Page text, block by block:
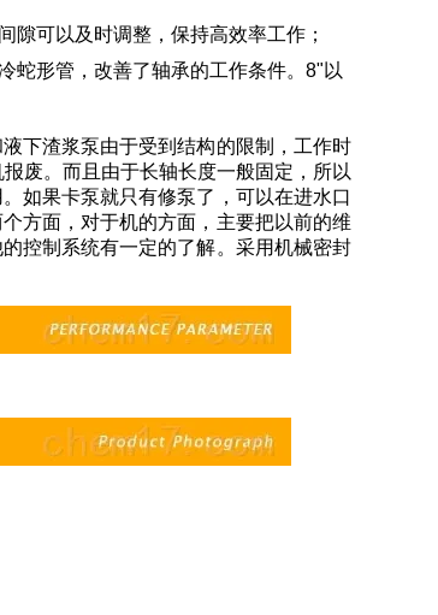
隙可以及时调整，保持高效率工作；
蛇形管，改善了轴承的工作条件。8"以
下渣浆泵由于受到结构的限制，工作时
废。而且由于长轴长度一般固定，所以
如果卡泵就只有修泵了，可以在进水口
方面，对于机的方面，主要把以前的维
控制系统有一定的了解。采用机械密封